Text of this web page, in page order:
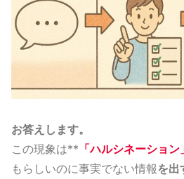
お答えします。
この現象は** 「ハルシネーション
もらしいのに事実でない情報を出